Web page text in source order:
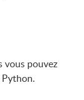
vous pouvez